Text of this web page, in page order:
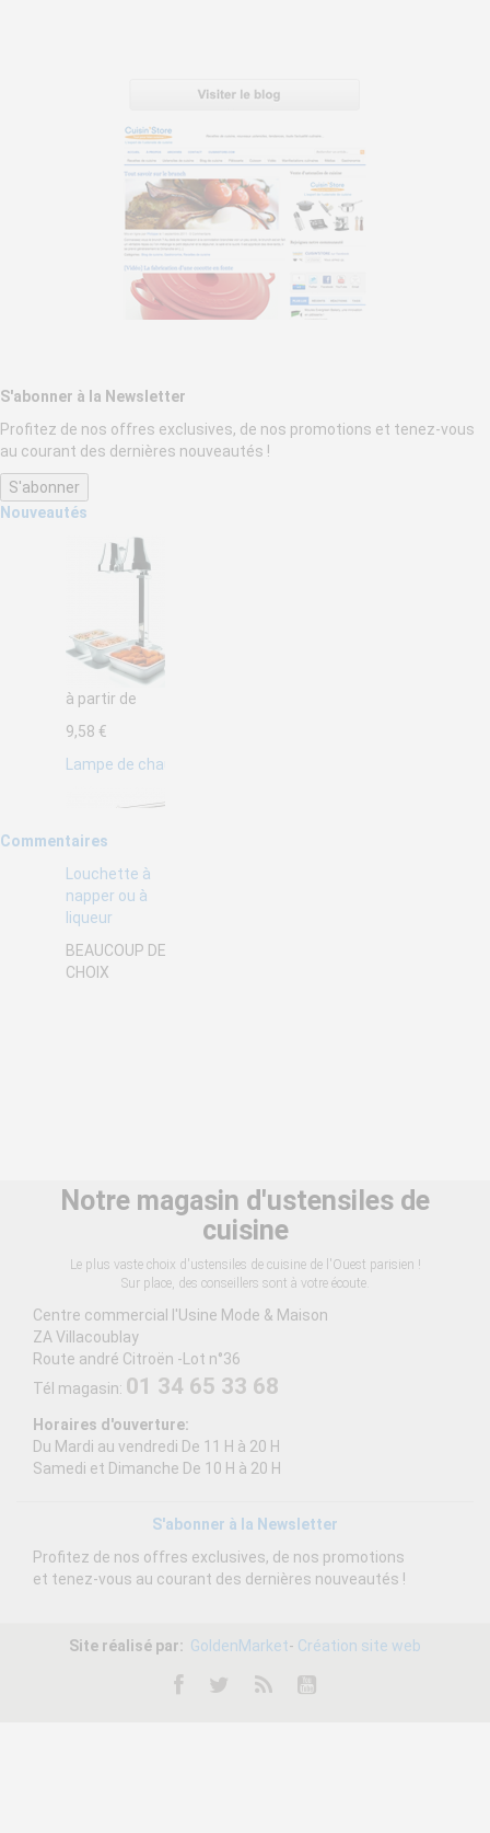
S'abonner à la Newsletter
Profitez de nos offres exclusives, de nos promotions et tenez-vous
au courant des dernières nouveautés !
Nouveautés
à partir de
9,58 €
Lampe de chauffage infrarouge pour cuisine Lacor
à partir de
271,67 €
Coupe-frites professionnel Tellier LT CS à poser
Balance électronique professionnelle Tellier
à partir de
545,83 €
Balance électronique à colonne Tellier
à partir de
Commentaires
Louchette à
napper ou à
liqueur
BEAUCOUP DE
CHOIX
Notre magasin d'ustensiles de
cuisine
Le plus vaste choix d'ustensiles de cuisine de l'Ouest parisien !
Sur place, des conseillers sont à votre écoute.
Centre commercial l'Usine Mode & Maison
ZA Villacoublay
Route andré Citroën -Lot n°36
Tél magasin: 01 34 65 33 68
Horaires d'ouverture:
Du Mardi au vendredi De 11 H à 20 H
Samedi et Dimanche De 10 H à 20 H
S'abonner à la Newsletter
Profitez de nos offres exclusives, de nos promotions
et tenez-vous au courant des dernières nouveautés !
Site réalisé par: GoldenMarket- Création site web